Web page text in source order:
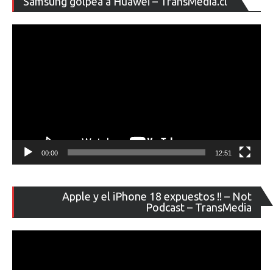
de
00:00 12:51
Apple y el iPhone 18 expuestos !! – Not
Podcast – TransMedia
de